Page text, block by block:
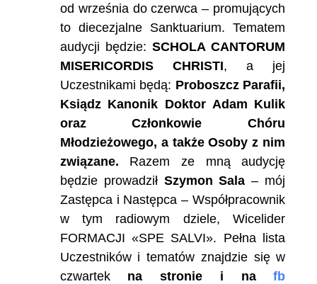
od września do czerwca – promujących
to diecezjalne Sanktuarium. Tematem
audycji będzie:SCHOLA CANTORUM
MISERICORDIS CHRISTI, a jej
Uczestnikami będą: Proboszcz Parafii,
Ksiądz Kanonik Doktor Adam Kulik
oraz Członkowie Chóru
Młodzieżowego, a także Osoby z nim
związane. Razem ze mną audycję
będzie prowadziłSzymon Sala – mój
Zastępca i Następca – Współpracownik
w tym radiowym dziele, Wicelider
FORMACJI «SPE SALVI». Pełna lista
Uczestników i tematów znajdzie się w
czwartek na stronie i nafb